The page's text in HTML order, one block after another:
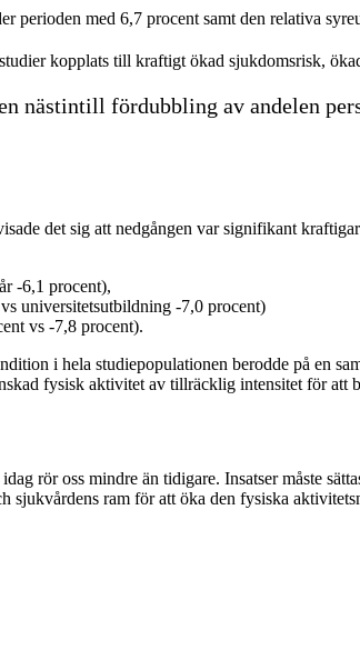
perioden med 6,7 procent samt den relativa
kopplats till kraftigt ökad sjukdomsrisk,
nästintill fördubbling av andelen
det sig att nedgången var signifikant
-6,1 procent),
universitetsutbildning -7,0 procent)
vs -7,8 procent).
i hela studiepopulationen berodde på en
fysisk aktivitet av tillräcklig intensitet för att
rör oss mindre än tidigare. Insatser måste
sjukvårdens ram för att öka den fysiska